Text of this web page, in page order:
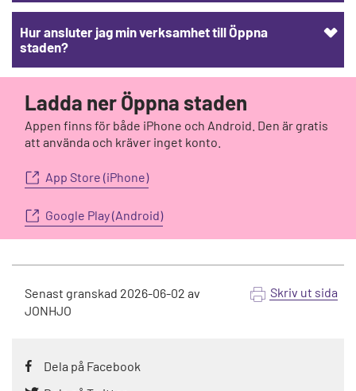
Hur ansluter jag min verksamhet till Öppna
staden?
Ladda ner Öppna staden
Appen finns för både iPhone och Android. Den är gratis
att använda och kräver inget konto.
App Store (iPhone)
Google Play (Android)
Senast granskad 2026-06-02 av
JONHJO
Skriv ut sida
Dela på Facebook